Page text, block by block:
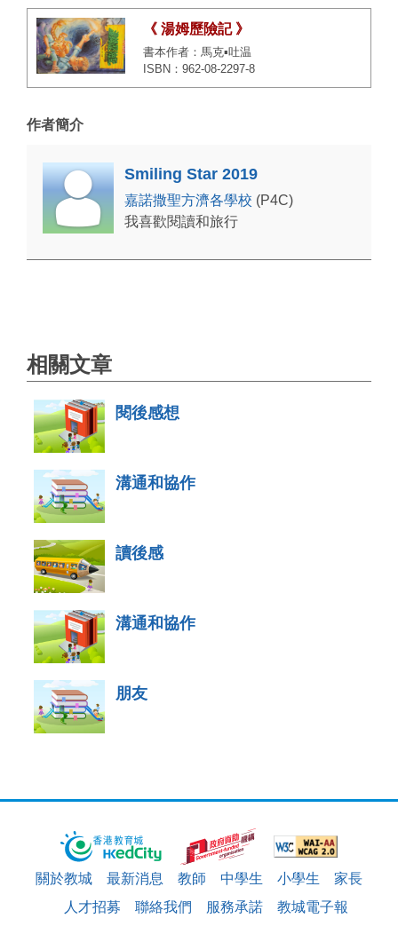
《 湯姆歷險記 》
書本作者：馬克▪吐温
ISBN：962-08-2297-8
作者簡介
Smiling Star 2019
嘉諾撒聖方濟各學校 (P4C)
我喜歡閱讀和旅行
相關文章
閱後感想
溝通和協作
讀後感
溝通和協作
朋友
關於教城 最新消息 教師 中學生 小學生
家長
人才招募
聯絡我們 服務承諾 教城電子報